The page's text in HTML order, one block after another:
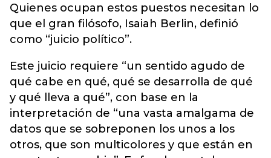
Quienes ocupan estos puestos necesitan lo
que el gran filósofo, Isaiah Berlin, definió
como “juicio político”.
Este juicio requiere “un sentido agudo de
qué cabe en qué, qué se desarrolla de qué
y qué lleva a qué”, con base en la
interpretación de “una vasta amalgama de
datos que se sobreponen los unos a los
otros, que son multicolores y que están en